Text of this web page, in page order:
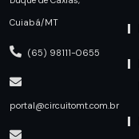
Cuiabá/MT
(65) 98111-0655
portal@circuitomt.com.br